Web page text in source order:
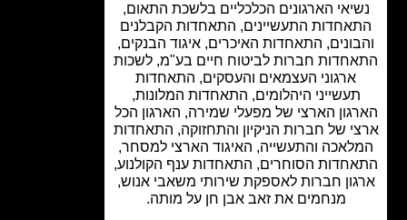
הארגונים הכלכליים בלשכת התאום,
התעשיינים, התאחדות הקבלנים
התאחדות האיכרים, איגוד הבנקים,
חברות לביטוח חיים בע"מ, לשכות
ארגוני העצמאים והעסקים, התאחדות
תעשייני היהלומים, התאחדות המלונות,
הארצי של מפעלי שמירה, הארגון הכל
של חברות הניקיון והתחזוקה, התאחדות
והתעשייה, האיגוד הארצי למסחר,
הסוחרים, התאחדות ענף הקולנוע,
חברות לאספקת שירותי משאבי אנוש,
מנחמים את זאב אבן חן על מותה.